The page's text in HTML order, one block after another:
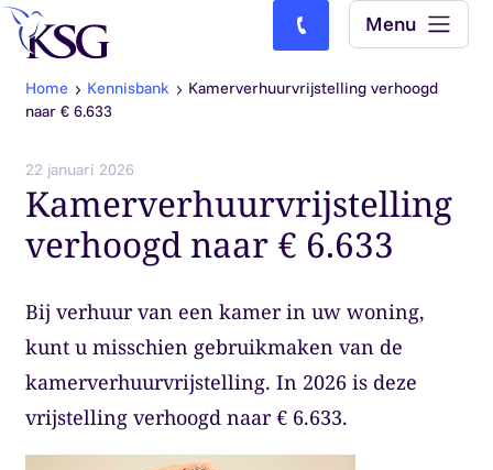
Skip to content
Bel ons: (0)77-4740000
Menu
Home Kennisbank
Kamerverhuurvrijstelling verhoogd
naar € 6.633
22 januari 2026
Kamerverhuurvrijstelling
verhoogd naar € 6.633
Bij verhuur van een kamer in uw woning,
kunt u misschien gebruikmaken van de
kamerverhuurvrijstelling. In 2026 is deze
vrijstelling verhoogd naar € 6.633.